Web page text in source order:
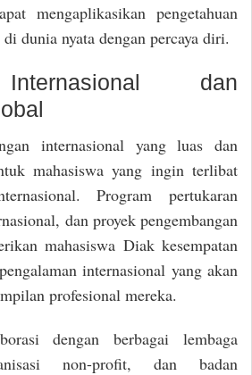
mengaplikasikan pengetahuan
dunia nyata dengan percaya diri.
dan
internasional yang luas dan
mahasiswa yang ingin terlibat
Program pertukaran
dan proyek pengembangan
mahasiswa Diak kesempatan
internasional yang akan
profesional mereka.
dengan berbagai lembaga
non-profit, dan badan